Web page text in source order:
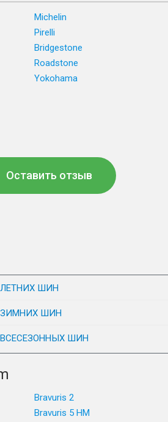
Michelin
Pirelli
Bridgestone
Roadstone
Yokohama
Оставить отзыв
ШИН
ШИН
ШИН
Bravuris 2
Bravuris 5 HM